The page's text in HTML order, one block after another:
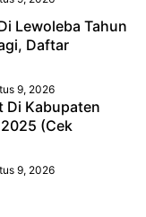
Lewoleba Tahun
Daftar
9, 2026
Di Kabupaten
(Cek
9, 2026